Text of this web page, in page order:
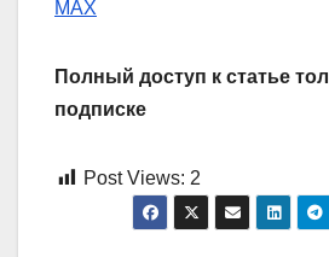
MAX
Полный доступ к статье
подписке
Post Views: 2